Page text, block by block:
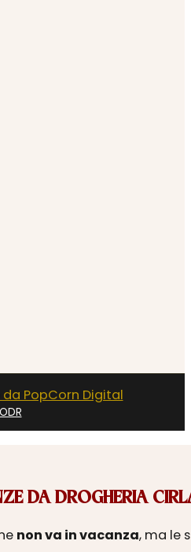
PopCorn Digital
DA DROGHERIA
non va in vacanza, ma le